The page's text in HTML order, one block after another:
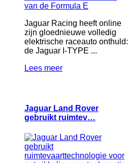
Jaguar Racing heeft online
zijn gloednieuwe volledig
elektrische raceauto onthuld:
de Jaguar I-TYPE ...
Lees meer
Jaguar Land Rover
gebruikt ruimtev…